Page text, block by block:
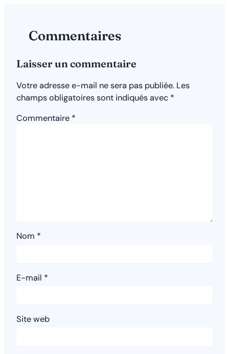
Commentaires
Laisser un commentaire
Votre adresse e-mail ne sera pas publiée. Les
champs obligatoires sont indiqués avec *
Commentaire *
Nom *
E-mail *
Site web